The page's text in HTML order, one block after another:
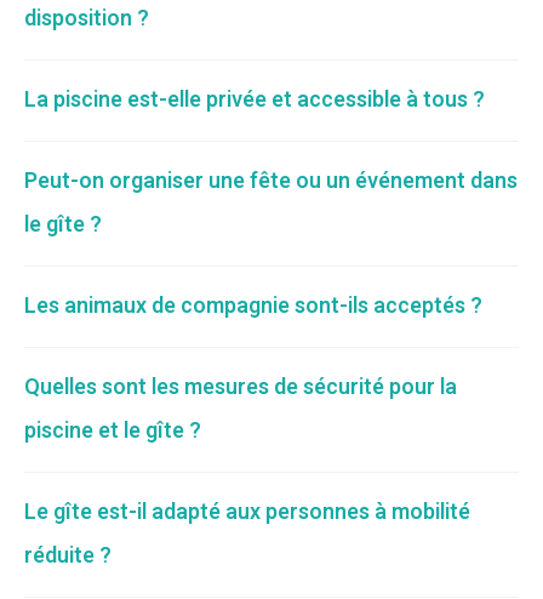
disposition ?
La piscine est-elle privée et accessible à tous ?
Peut-on organiser une fête ou un événement dans
le gîte ?
Les animaux de compagnie sont-ils acceptés ?
Quelles sont les mesures de sécurité pour la
piscine et le gîte ?
Le gîte est-il adapté aux personnes à mobilité
réduite ?